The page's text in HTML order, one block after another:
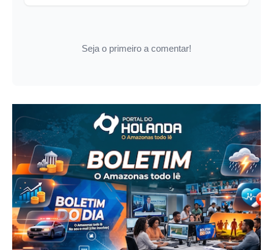
Seja o primeiro a comentar!